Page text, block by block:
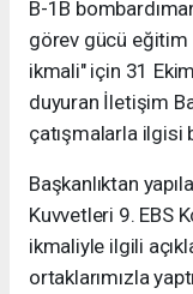
B-1B
görev gücü eğitim
ikmali" için 31
duyuran İletişim
çatışmalarla ilgisi
Başkanlıktan
Kuvvetleri 9. EBS
ikmaliyle ilgili
ortaklarımızla